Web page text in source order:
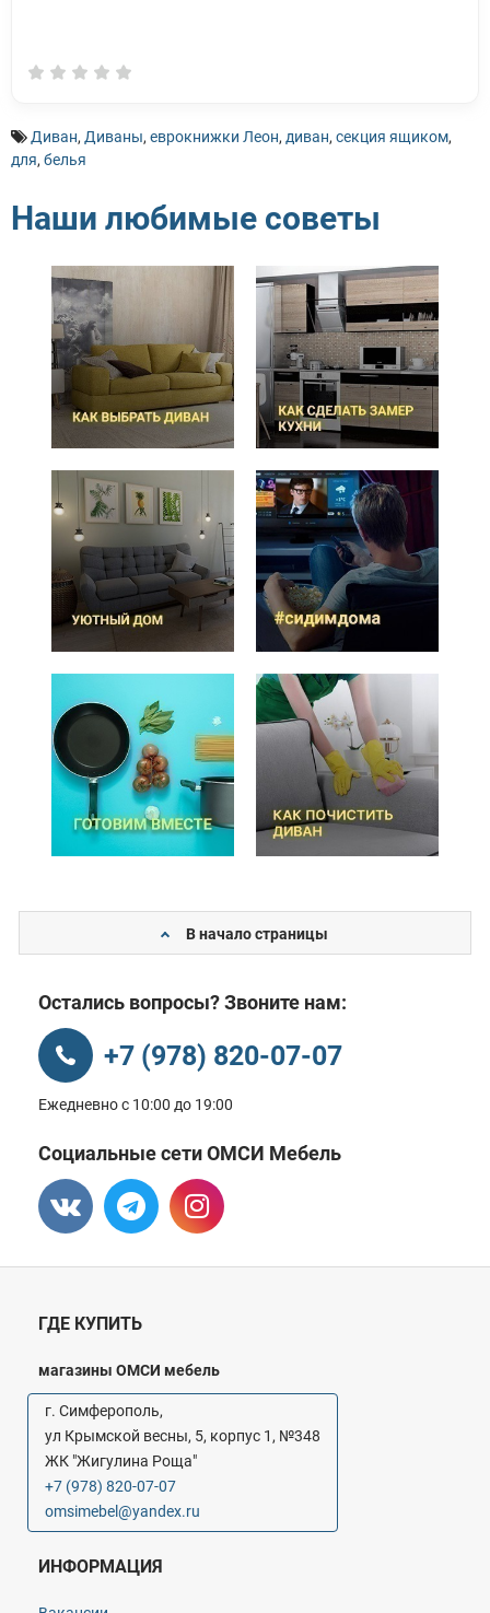
Диван, Диваны, еврокнижки Леон, диван, секция ящиком,
для, белья
Наши любимые советы
В начало страницы
Остались вопросы? Звоните нам:
+7 (978) 820-07-07
Ежедневно с 10:00 до 19:00
Социальные сети ОМСИ Мебель
ГДЕ КУПИТЬ
магазины ОМСИ мебель
г. Симферополь,
ул Крымской весны, 5, корпус 1, №348
ЖК "Жигулина Роща"
+7 (978) 820-07-07
omsimebel@yandex.ru
ИНФОРМАЦИЯ